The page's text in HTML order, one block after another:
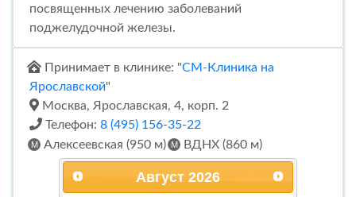
посвященных лечению заболеваний
поджелудочной железы.
Принимает в клинике: "СМ-Клиника на
Ярославской"
Москва, Ярославская, 4, корп. 2
Телефон: 8 (495) 156-35-22
Алексеевская (950 м)
ВДНХ (860 м)
Август 2026